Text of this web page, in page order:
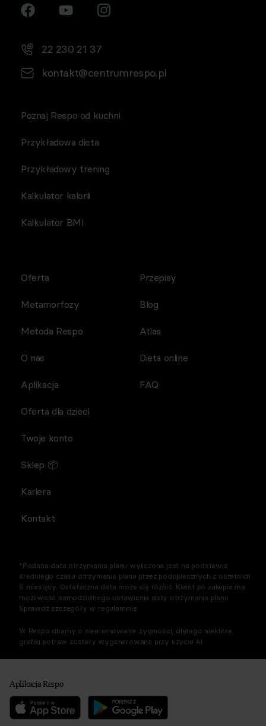
22 230 21 37
kontakt@centrumrespo.pl
Poznaj Respo od kuchni
Przykładowa dieta
Przykładowy trening
Kalkulator kalorii
Kalkulator BMI
Oferta
Metamorfozy
Metoda Respo
O nas
Aplikacja
Przepisy
Blog
Atlas
Dieta online
FAQ
Oferta dla dzieci
Twoje konto
Sklep 📦
Kariera
Kontakt
*Podana data otrzymania planu wyliczona jest na podstawie
średniego czasu otrzymania planu przez podopiecznych z ostatnich
6 miesięcy. Ostateczna data może się różnić. Klient po zakupie ma
możliwość samodzielnego ustawienia daty otrzymania planu.
Sprawdź szczegóły w regulaminie.
W Respo dbamy o niemarnowanie żywności, dlatego niektóre
grafiki potraw zostały wygenerowane przy użyciu AI.
Aplikacja Respo